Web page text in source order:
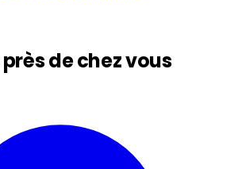
de chez vous